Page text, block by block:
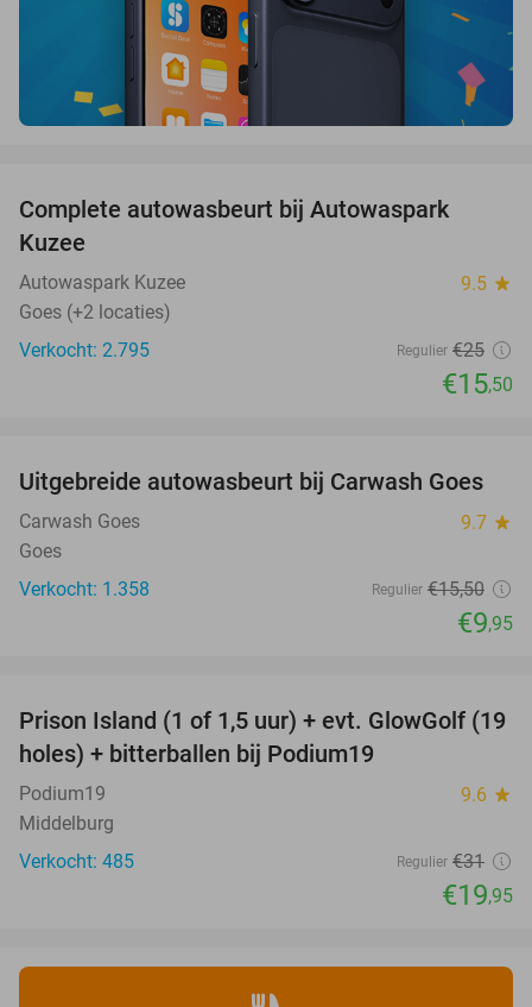
Complete autowasbeurt bij Autowaspark
Kuzee
Autowaspark Kuzee 9.5 star
Goes (+2 locaties)
Verkocht: 2.795
Regulier €25
€15,50
36%
Uitgebreide autowasbeurt bij Carwash Goes
Carwash Goes 9.7 star
Goes
Verkocht: 1.358
Regulier €15,50
€9,95
36%
Prison Island (1 of 1,5 uur) + evt. GlowGolf (19
holes) + bitterballen bij Podium19
Podium19 9.6 star
Middelburg
Verkocht: 485
Regulier €31
€19,95